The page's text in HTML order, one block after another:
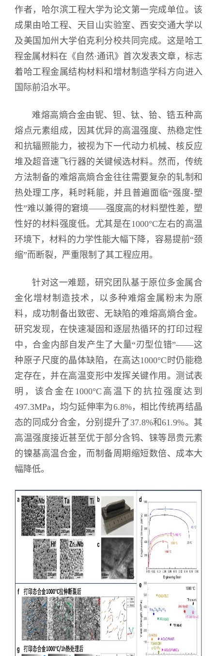
作者，哈尔滨工程大学为论文第一完成单位。该
成果由哈工程、天目山实验室、西安交通大学以
及美国加州大学伯克利分校共同完成。这是哈工
程金属材料在《自然·通讯》首次发表文章，标志
着哈工程金属结构材料和增材制造学科方向进入
国际前沿水平。
难熔高熵合金由铌、钽、钛、铪、锆五种高
熔点元素组成，因其优异的高温强度、热稳定性
和抗辐照能力，被视为下一代动力机械、核反应
堆及超音速飞行器的关键候选材料。然而，传统
方法制备的难熔高熵合金往往需要复杂的轧制和
热处理工序，耗时耗能，并且普遍面临“强度-塑
性”难以兼得的窘境——强度高的材料塑性差，塑
性好的材料强度低。尤其是在1000°C左右的高温
环境下，材料的力学性能大幅下降，容易提前“颈
缩”而断裂，严重限制了其工程应用。
针对这一难题，研究团队基于原位多金属合
金化增材制造技术，以多种难熔金属粉末为原
料，成功制备出致密、无缺陷的难熔高熵合金。
研究发现，在快速凝固和逐层热循环的打印过程
中，合金内部自发产生了大量“刃型位错”——这
种原子尺度的晶体缺陷，在高达1000°C时仍能稳
定存在，并在高温变形中发挥关键作用。测试表
明，该合金在1000°C高温下的抗拉强度达到
497.3MPa，均匀延伸率为6.8%，相比传统再结晶
态的同成分合金，分别提升了37.8%和61.9%。其
高温强度接近甚至优于部分含钨、铼等昂贵元素
的镍基高温合金，而制备周期缩短数倍、成本大
幅降低。